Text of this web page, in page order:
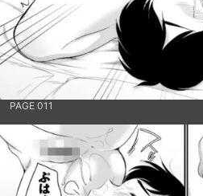
PAGE 011